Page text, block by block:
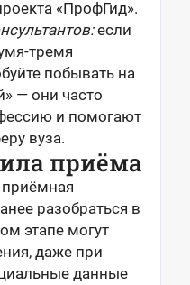
«ПрофГид».
если
тремя
побывать на
— они часто
и помогают
вуза.
приёма
разобраться в
этапе могут
даже при
данные